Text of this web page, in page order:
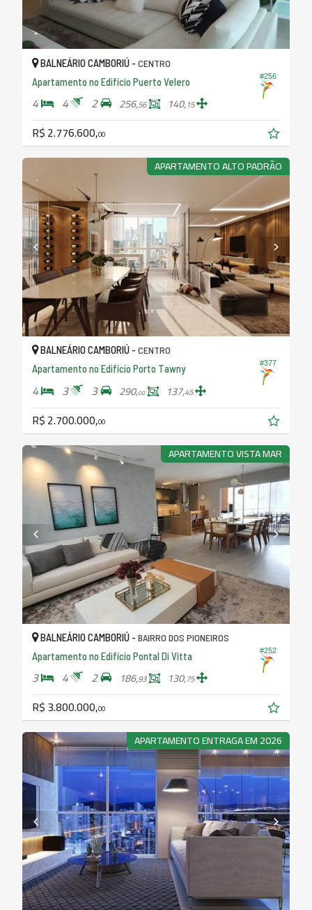
#256
BALNEÁRIO CAMBORIÚ - CENTRO
Apartamento no Edifício Puerto Velero
4 4 2 256,56 140,15
R$ 2.776.600,00
APARTAMENTO ALTO PADRÃO
#377
BALNEÁRIO CAMBORIÚ - CENTRO
Apartamento no Edifício Porto Tawny
4 3 3 290,00 137,45
R$ 2.700.000,00
APARTAMENTO VISTA MAR
#252
BALNEÁRIO CAMBORIÚ - BAIRRO DOS PIONEIROS
Apartamento no Edifício Pontal Di Vitta
3 4 2 186,93 130,75
R$ 3.800.000,00
APARTAMENTO ENTRAGA EM 2026